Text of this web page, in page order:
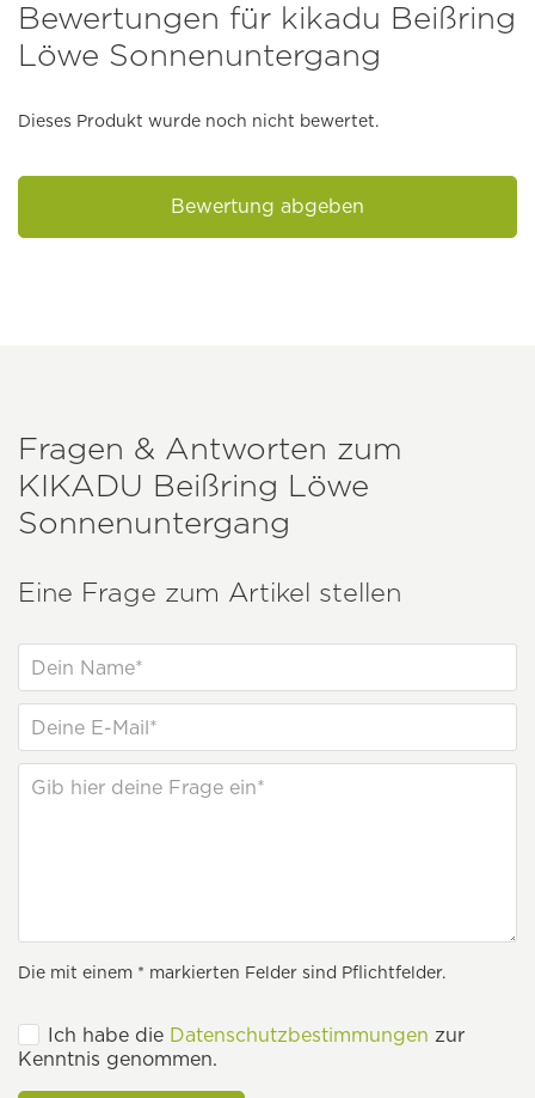
Bewertungen für kikadu Beißring
Löwe Sonnenuntergang
Dieses Produkt wurde noch nicht bewertet.
Bewertung abgeben
Fragen & Antworten zum
KIKADU Beißring Löwe
Sonnenuntergang
Eine Frage zum Artikel stellen
Die mit einem * markierten Felder sind Pflichtfelder.
Ich habe die Datenschutzbestimmungen zur
Kenntnis genommen.